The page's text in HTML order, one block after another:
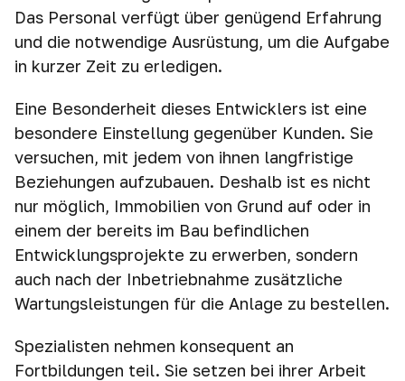
Das Personal verfügt über genügend Erfahrung
und die notwendige Ausrüstung, um die Aufgabe
in kurzer Zeit zu erledigen.
Eine Besonderheit dieses Entwicklers ist eine
besondere Einstellung gegenüber Kunden. Sie
versuchen, mit jedem von ihnen langfristige
Beziehungen aufzubauen. Deshalb ist es nicht
nur möglich, Immobilien von Grund auf oder in
einem der bereits im Bau befindlichen
Entwicklungsprojekte zu erwerben, sondern
auch nach der Inbetriebnahme zusätzliche
Wartungsleistungen für die Anlage zu bestellen.
Spezialisten nehmen konsequent an
Fortbildungen teil. Sie setzen bei ihrer Arbeit